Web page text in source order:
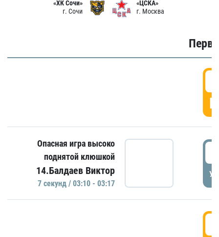
«ХК Сочи»
г. Сочи
«ЦСКА»
г. Москва
Опасная игра высоко
поднятой клюшкой
14.Балдаев Виктор
7 секунд / 03:10 - 03:17